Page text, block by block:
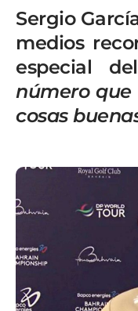
Sergio
medios
especial
número
cosas